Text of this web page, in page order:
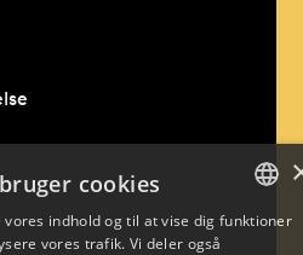
cookies
indhold og til at vise dig funktioner
vores trafik. Vi deler også